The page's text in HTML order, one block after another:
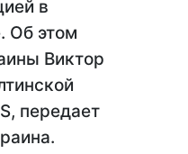
в
Об этом
Виктор
передает